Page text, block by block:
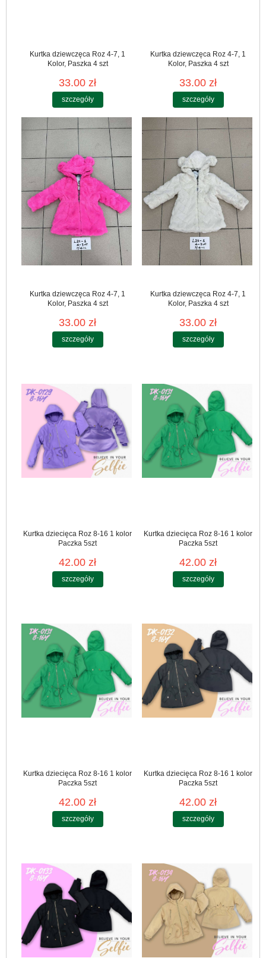
Kurtka dziewczęca Roz 4-7, 1
Kolor, Paszka 4 szt
33.00 zł
szczegóły
Kurtka dziewczęca Roz 4-7, 1
Kolor, Paszka 4 szt
33.00 zł
szczegóły
Kurtka dziewczęca Roz 4-7, 1
Kolor, Paszka 4 szt
33.00 zł
szczegóły
Kurtka dziewczęca Roz 4-7, 1
Kolor, Paszka 4 szt
33.00 zł
szczegóły
Kurtka dziecięca Roz 8-16 1 kolor
Paczka 5szt
42.00 zł
szczegóły
Kurtka dziecięca Roz 8-16 1 kolor
Paczka 5szt
42.00 zł
szczegóły
Kurtka dziecięca Roz 8-16 1 kolor
Paczka 5szt
42.00 zł
szczegóły
Kurtka dziecięca Roz 8-16 1 kolor
Paczka 5szt
42.00 zł
szczegóły